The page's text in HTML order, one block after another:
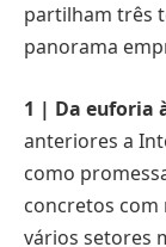
partilham três
panorama
1 | Da euforia
anteriores a
como
concretos com
vários setores